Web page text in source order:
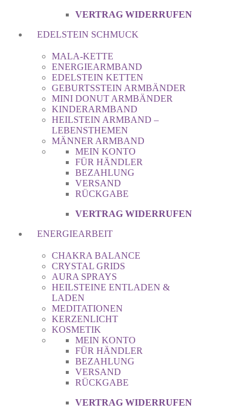
VERTRAG WIDERRUFEN
EDELSTEIN SCHMUCK
MALA-KETTE
ENERGIEARMBAND
EDELSTEIN KETTEN
GEBURTSSTEIN ARMBÄNDER
MINI DONUT ARMBÄNDER
KINDERARMBAND
HEILSTEIN ARMBAND –
LEBENSTHEMEN
MÄNNER ARMBAND
MEIN KONTO
FÜR HÄNDLER
BEZAHLUNG
VERSAND
RÜCKGABE
VERTRAG WIDERRUFEN
ENERGIEARBEIT
CHAKRA BALANCE
CRYSTAL GRIDS
AURA SPRAYS
HEILSTEINE ENTLADEN &
LADEN
MEDITATIONEN
KERZENLICHT
KOSMETIK
MEIN KONTO
FÜR HÄNDLER
BEZAHLUNG
VERSAND
RÜCKGABE
VERTRAG WIDERRUFEN